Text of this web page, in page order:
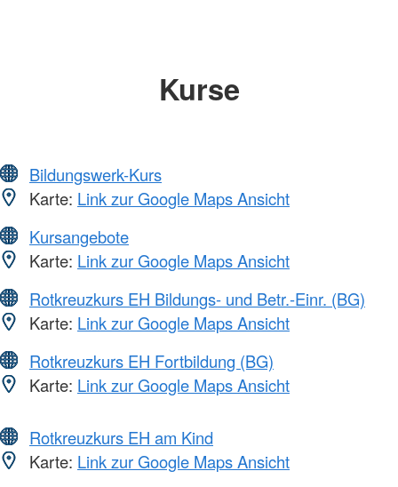
Kurse
Bildungswerk-Kurs
Karte: Link zur Google Maps Ansicht
Kursangebote
Karte: Link zur Google Maps Ansicht
Rotkreuzkurs EH Bildungs- und Betr.-Einr. (BG)
Karte: Link zur Google Maps Ansicht
Rotkreuzkurs EH Fortbildung (BG)
Karte: Link zur Google Maps Ansicht
Rotkreuzkurs EH am Kind
Karte: Link zur Google Maps Ansicht